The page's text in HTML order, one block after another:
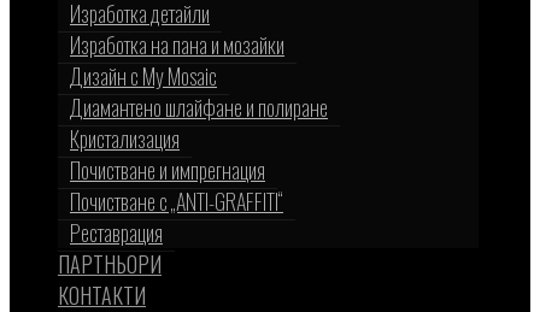
Изработка детайли
Изработка на пана и мозайки
Дизайн с My Mosaic
Диамантено шлайфане и полиране
Кристализация
Почистване и импрегнация
Почистване с „ANTI-GRAFFITI“
Реставрация
ПАРТНЬОРИ
КОНТАКТИ